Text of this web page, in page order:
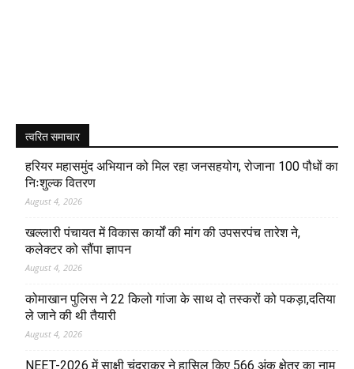
त्वरित समाचार
हरियर महासमुंद अभियान को मिल रहा जनसहयोग, रोजाना 100 पौधों का
निःशुल्क वितरण
August 4, 2026
खल्लारी पंचायत में विकास कार्यों की मांग की उपसरपंच तारेश ने,
कलेक्टर को सौंपा ज्ञापन
August 4, 2026
कोमाखान पुलिस ने 22 किलो गांजा के साथ दो तस्करों को पकड़ा,दतिया
ले जाने की थी तैयारी
August 4, 2026
NEET-2026 में साक्षी चंद्राकर ने हासिल किए 566 अंक क्षेत्र का नाम